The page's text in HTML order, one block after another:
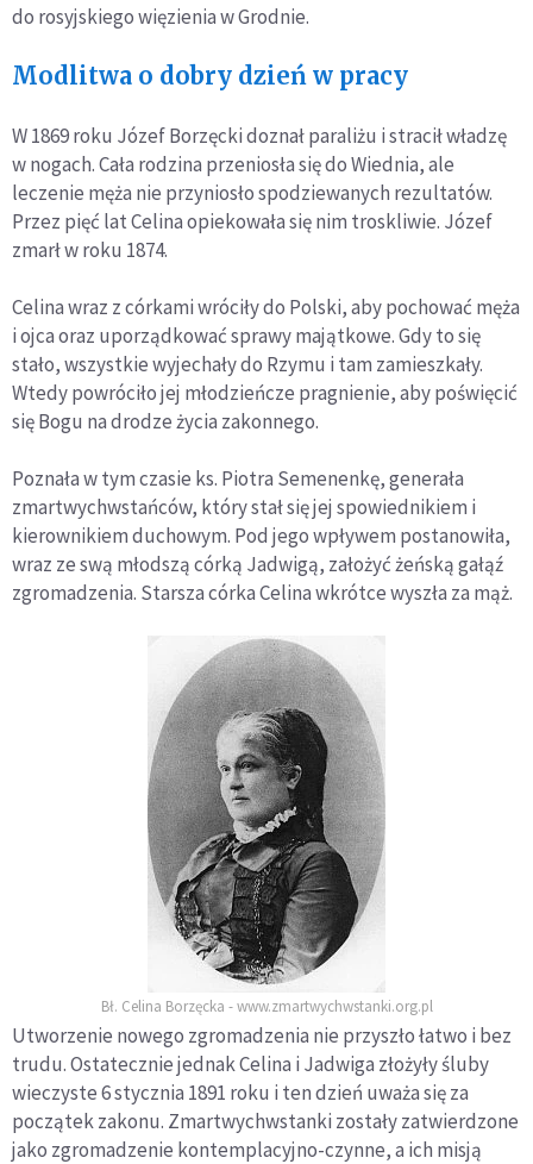
do rosyjskiego więzienia w Grodnie.
Modlitwa o dobry dzień w pracy
W 1869 roku Józef Borzęcki doznał paraliżu i stracił władzę
w nogach. Cała rodzina przeniosła się do Wiednia, ale
leczenie męża nie przyniosło spodziewanych rezultatów.
Przez pięć lat Celina opiekowała się nim troskliwie. Józef
zmarł w roku 1874.
Celina wraz z córkami wróciły do Polski, aby pochować męża
i ojca oraz uporządkować sprawy majątkowe. Gdy to się
stało, wszystkie wyjechały do Rzymu i tam zamieszkały.
Wtedy powróciło jej młodzieńcze pragnienie, aby poświęcić
się Bogu na drodze życia zakonnego.
Poznała w tym czasie ks. Piotra Semenenkę, generała
zmartwychwstańców, który stał się jej spowiednikiem i
kierownikiem duchowym. Pod jego wpływem postanowiła,
wraz ze swą młodszą córką Jadwigą, założyć żeńską gałąź
zgromadzenia. Starsza córka Celina wkrótce wyszła za mąż.
Bł. Celina Borzęcka - www.zmartwychwstanki.org.pl
Utworzenie nowego zgromadzenia nie przyszło łatwo i bez
trudu. Ostatecznie jednak Celina i Jadwiga złożyły śluby
wieczyste 6 stycznia 1891 roku i ten dzień uważa się za
początek zakonu. Zmartwychwstanki zostały zatwierdzone
jako zgromadzenie kontemplacyjno-czynne, a ich misją